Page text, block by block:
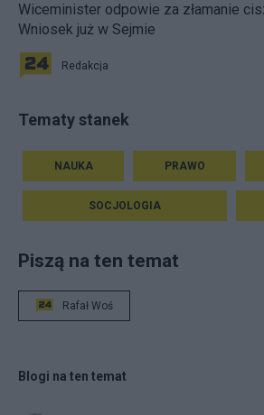
Wiceminister odpowie za złamanie
Wniosek już w Sejmie
Redakcja
Tematy stanek
NAUKA PRAWO
SOCJOLOGIA
Piszą na ten temat
Rafał Woś
Blogi na ten temat